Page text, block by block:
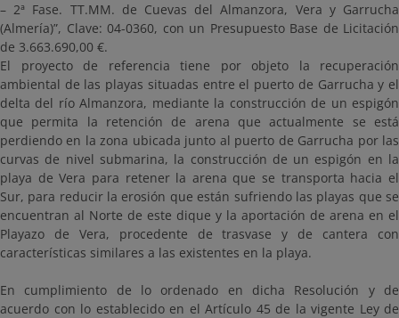
– 2ª Fase. TT.MM. de Cuevas del Almanzora, Vera y Garrucha
(Almería)”, Clave: 04-0360, con un Presupuesto Base de Licitación
de 3.663.690,00 €.
El proyecto de referencia tiene por objeto la recuperación
ambiental de las playas situadas entre el puerto de Garrucha y el
delta del río Almanzora, mediante la construcción de un espigón
que permita la retención de arena que actualmente se está
perdiendo en la zona ubicada junto al puerto de Garrucha por las
curvas de nivel submarina, la construcción de un espigón en la
playa de Vera para retener la arena que se transporta hacia el
Sur, para reducir la erosión que están sufriendo las playas que se
encuentran al Norte de este dique y la aportación de arena en el
Playazo de Vera, procedente de trasvase y de cantera con
características similares a las existentes en la playa.
En cumplimiento de lo ordenado en dicha Resolución y de
acuerdo con lo establecido en el Artículo 45 de la vigente Ley de